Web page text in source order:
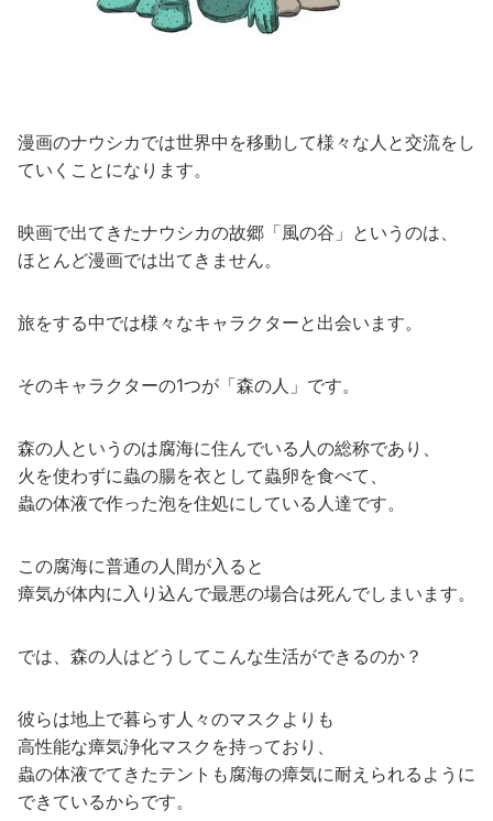
漫画のナウシカでは世界中を移動して様々な人と交流をし
ていくことになります。
映画で出てきたナウシカの故郷「風の谷」というのは、
ほとんど漫画では出てきません。
旅をする中では様々なキャラクターと出会います。
そのキャラクターの1つが「森の人」です。
森の人というのは腐海に住んでいる人の総称であり、
火を使わずに蟲の腸を衣として蟲卵を食べて、
蟲の体液で作った泡を住処にしている人達です。
この腐海に普通の人間が入ると
瘴気が体内に入り込んで最悪の場合は死んでしまいます。
では、森の人はどうしてこんな生活ができるのか？
彼らは地上で暮らす人々のマスクよりも
高性能な瘴気浄化マスクを持っており、
蟲の体液でてきたテントも腐海の瘴気に耐えられるように
できているからです。